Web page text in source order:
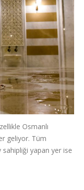
Osmanlı
geliyor. Tüm
sahipliği yapan yer ise